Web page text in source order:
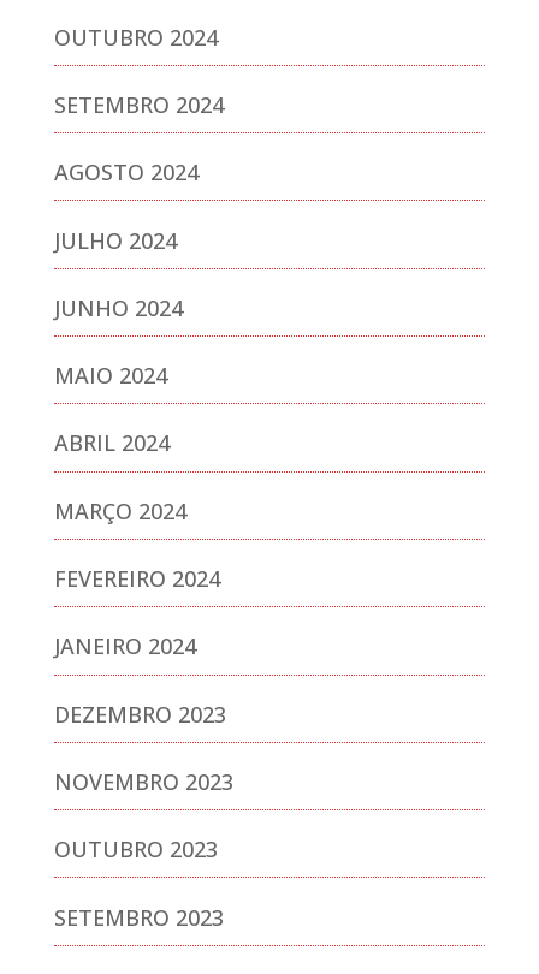
OUTUBRO 2024
SETEMBRO 2024
AGOSTO 2024
JULHO 2024
JUNHO 2024
MAIO 2024
ABRIL 2024
MARÇO 2024
FEVEREIRO 2024
JANEIRO 2024
DEZEMBRO 2023
NOVEMBRO 2023
OUTUBRO 2023
SETEMBRO 2023